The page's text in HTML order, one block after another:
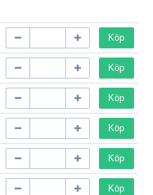
Köp
Köp
Köp
Köp
Köp
Köp